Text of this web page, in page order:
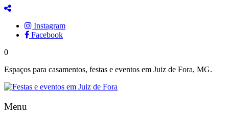
Instagram
Facebook
0
Espaços para casamentos, festas e eventos em Juiz de Fora, MG.
Menu